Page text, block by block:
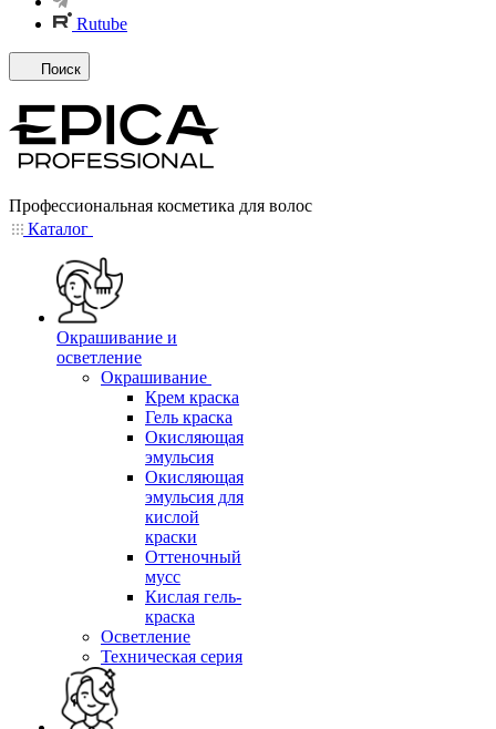
Rutube
Поиск
Профессиональная косметика для волос
Каталог
Окрашивание и
осветление
Окрашивание
Крем краска
Гель краска
Окисляющая
эмульсия
Окисляющая
эмульсия для
кислой
краски
Оттеночный
мусс
Кислая гель-
краска
Осветление
Техническая серия